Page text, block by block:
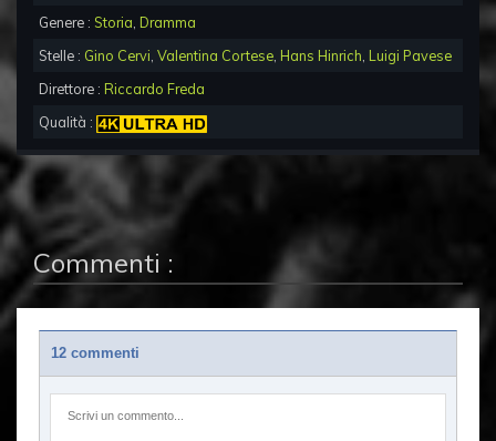
Genere : Storia Dramma
Stelle : Gino Cervi Valentina Cortese Hans Hinrich Luigi Pavese
Direttore : Riccardo Freda
Qualità :
Commenti :
12 commenti